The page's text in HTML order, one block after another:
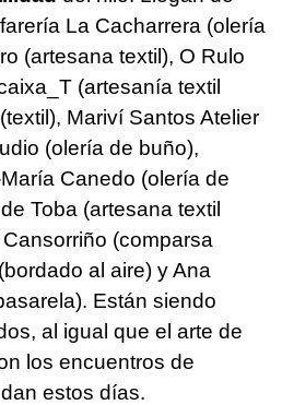
La Cacharrera (olería
(artesana textil), O Rulo
(artesanía textil
Mariví Santos Atelier
(olería de buño),
Canedo (olería de
Toba (artesana textil
(comparsa
al aire) y Ana
Están siendo
al igual que el arte de
los encuentros de
estos días.